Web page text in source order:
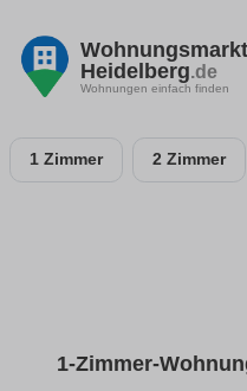
Wohnungsmarkt
Heidelberg.de
Wohnungen einfach finden
1 Zimmer 2 Zimmer
1-Zimmer-